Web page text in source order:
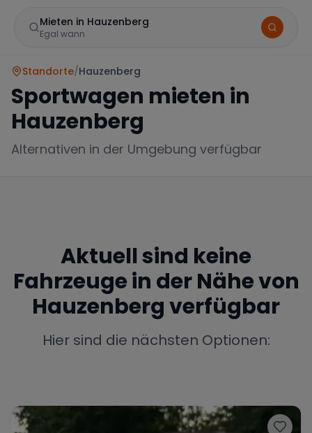
Mieten in Hauzenberg
Egal wann
Mercedes BMW Audi
Standorte/Hauzenberg
Sportwagen mieten in
Hauzenberg
Alternativen in der Umgebung verfügbar
Aktuell sind keine
Fahrzeuge in der Nähe von
Hauzenbergverfügbar
Hier sind die nächsten Optionen: